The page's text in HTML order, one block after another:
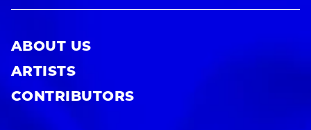
ABOUT US
ARTISTS
CONTRIBUTORS